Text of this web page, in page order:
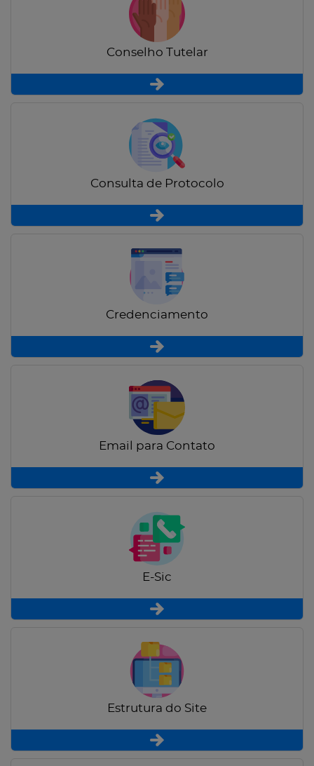
Conselho Tutelar
Consulta de Protocolo
Credenciamento
Email para Contato
E-Sic
Estrutura do Site